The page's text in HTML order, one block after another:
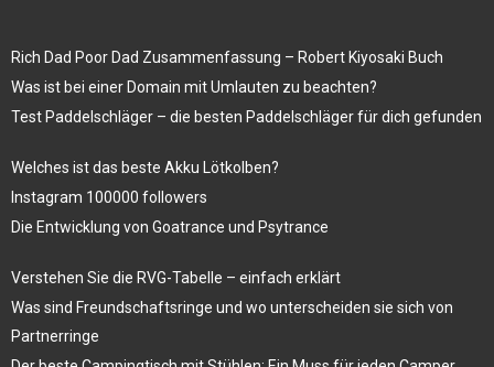
Rich Dad Poor Dad Zusammenfassung – Robert Kiyosaki Buch
Was ist bei einer Domain mit Umlauten zu beachten?
Test Paddelschläger – die besten Paddelschläger für dich gefunden
Welches ist das beste Akku Lötkolben?
Instagram 100000 followers
Die Entwicklung von Goatrance und Psytrance
Verstehen Sie die RVG-Tabelle – einfach erklärt
Was sind Freundschaftsringe und wo unterscheiden sie sich von
Partnerringe